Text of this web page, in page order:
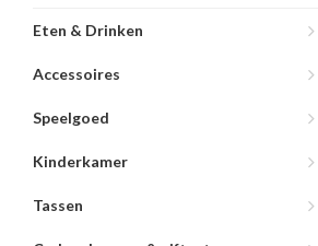
Eten & Drinken
Accessoires
Speelgoed
Kinderkamer
Tassen